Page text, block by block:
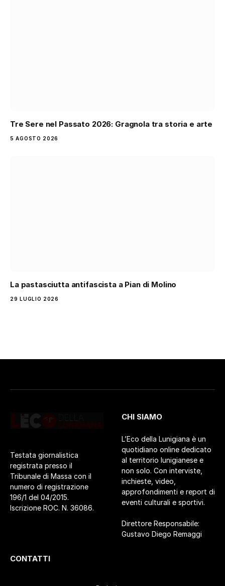
Tre Sere nel Passato 2026: Gragnola tra storia e arte
5 AGOSTO 2026
La pastasciutta antifascista a Pian di Molino
29 LUGLIO 2026
Testata giornalistica
registrata presso il
Tribunale di Massa con il
numero di registrazione
196/1 del 04/2015.
Iscrizione ROC. N. 36086.
CHI SIAMO
L’Eco della Lunigiana è un
quotidiano online dedicato
al territorio lunigianese e
non solo. Con interviste,
inchieste, video,
approfondimenti e report di
eventi culturali e sportivi.
Direttore Responsabile:
Gustavo Diego Remaggi
CONTATTI